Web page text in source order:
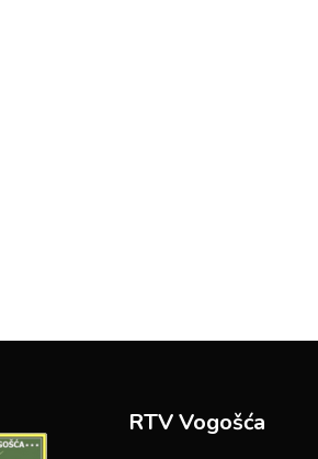
RTV Vogošća